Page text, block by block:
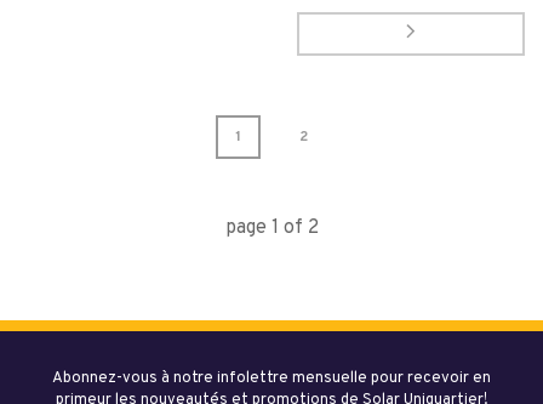
1 2
page 1 of 2
Abonnez-vous à notre infolettre mensuelle pour recevoir en